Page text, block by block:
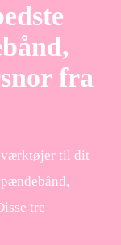
fra
værktøjer til dit
tre